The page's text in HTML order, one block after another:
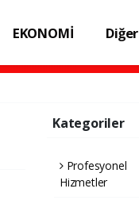
EKONOMİ
Diğer
Kategoriler
Profesyonel
Hizmetler